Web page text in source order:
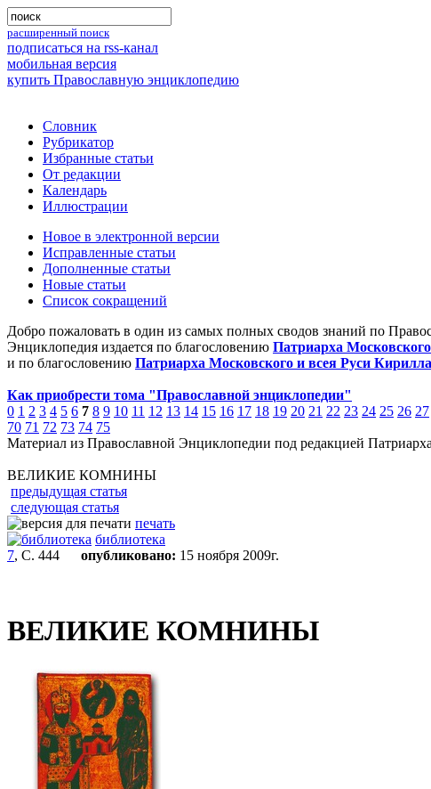
расширенный поиск
подписаться на rss-канал
мобильная версия
купить Православную энциклопедию
Словник
Рубрикатор
Избранные статьи
От редакции
Календарь
Иллюстрации
Новое в электронной версии
Исправленные статьи
Дополненные статьи
Новые статьи
Список сокращений
Добро пожаловать в один из самых полных сводов знаний по
Энциклопедия издается по благословению Патриарха
и по благословению Патриарха Московского и всея Руси Кирилла
Как приобрести тома "Православной энциклопедии"
0 1 2 3 4 5 6 7 8 9 10 11 12 13 14 15 16 17 18 19 20 21 22 23 24 25 26 27
70 71 72 73 74 75
Материал из Православной Энциклопедии под редакцией
ВЕЛИКИЕ КОМНИНЫ
предыдущая статья
следующая статья
печать
библиотека
7, С. 444 опубликовано: 15 ноября 2009г.
ВЕЛИКИЕ КОМНИНЫ